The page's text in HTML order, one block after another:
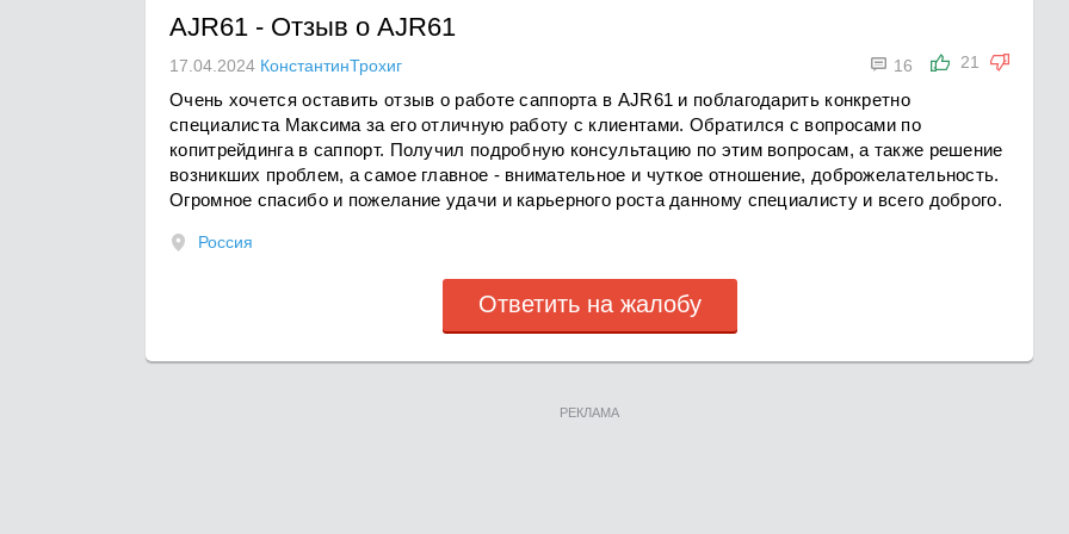
AJR61 - Отзыв о AJR61
21
 16
17.04.2024 КонстантинТрохиг
Очень хочется оставить отзыв о работе саппорта в AJR61 и поблагодарить конкретно
специалиста Максима за его отличную работу с клиентами. Обратился с вопросами по
копитрейдинга в саппорт. Получил подробную консультацию по этим вопросам, а также решение
возникших проблем, а самое главное - внимательное и чуткое отношение, доброжелательность.
Огромное спасибо и пожелание удачи и карьерного роста данному специалисту и всего доброго.
Россия
Ответить на жалобу
РЕКЛАМА